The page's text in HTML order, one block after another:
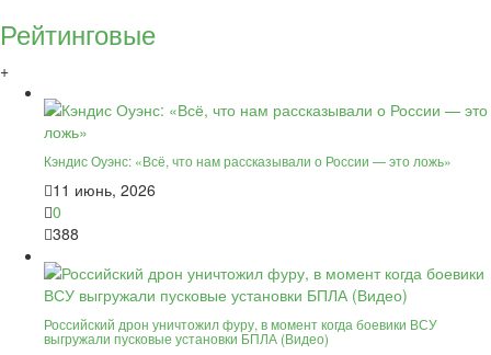
Рейтинговые
+
Кэндис Оуэнс: «Всё, что нам рассказывали о России — это ложь»
11 июнь, 2026
0
388
Российский дрон уничтожил фуру, в момент когда боевики ВСУ
выгружали пусковые установки БПЛА (Видео)